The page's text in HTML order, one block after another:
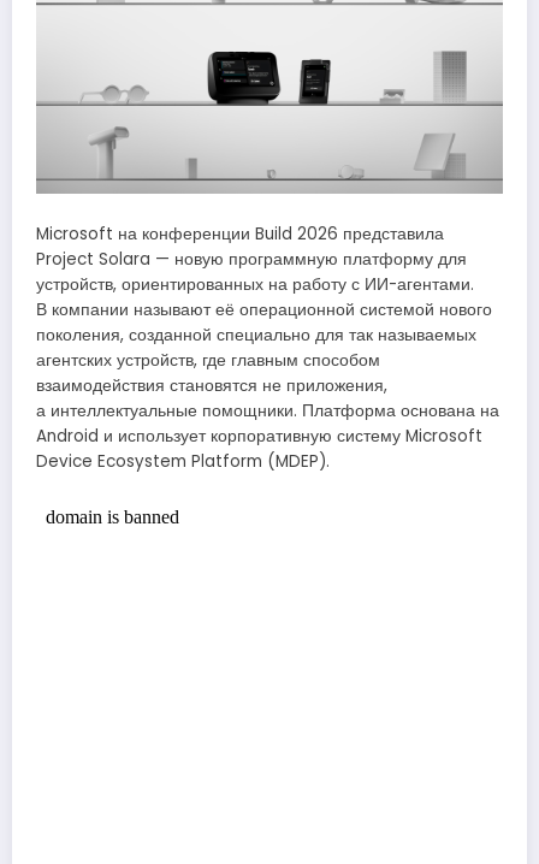
Microsoft на конференции Build 2026 представила
Project Solara — новую программную платформу для
устройств, ориентированных на работу с ИИ-агентами.
В компании называют её операционной системой нового
поколения, созданной специально для так называемых
агентских устройств, где главным способом
взаимодействия становятся не приложения,
а интеллектуальные помощники. Платформа основана на
Android и использует корпоративную систему Microsoft
Device Ecosystem Platform (MDEP).